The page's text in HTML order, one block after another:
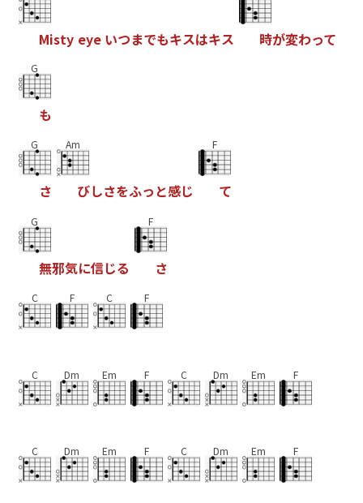
Misty eye いつまでもキスはキス 時が変わって
G
も
G
さ
Am
びしさをふっ と感じ
F
て
G
無邪気に信じる
F
さ
C F C F
C Dm Em F C Dm Em F
C Dm Em F C Dm Em F